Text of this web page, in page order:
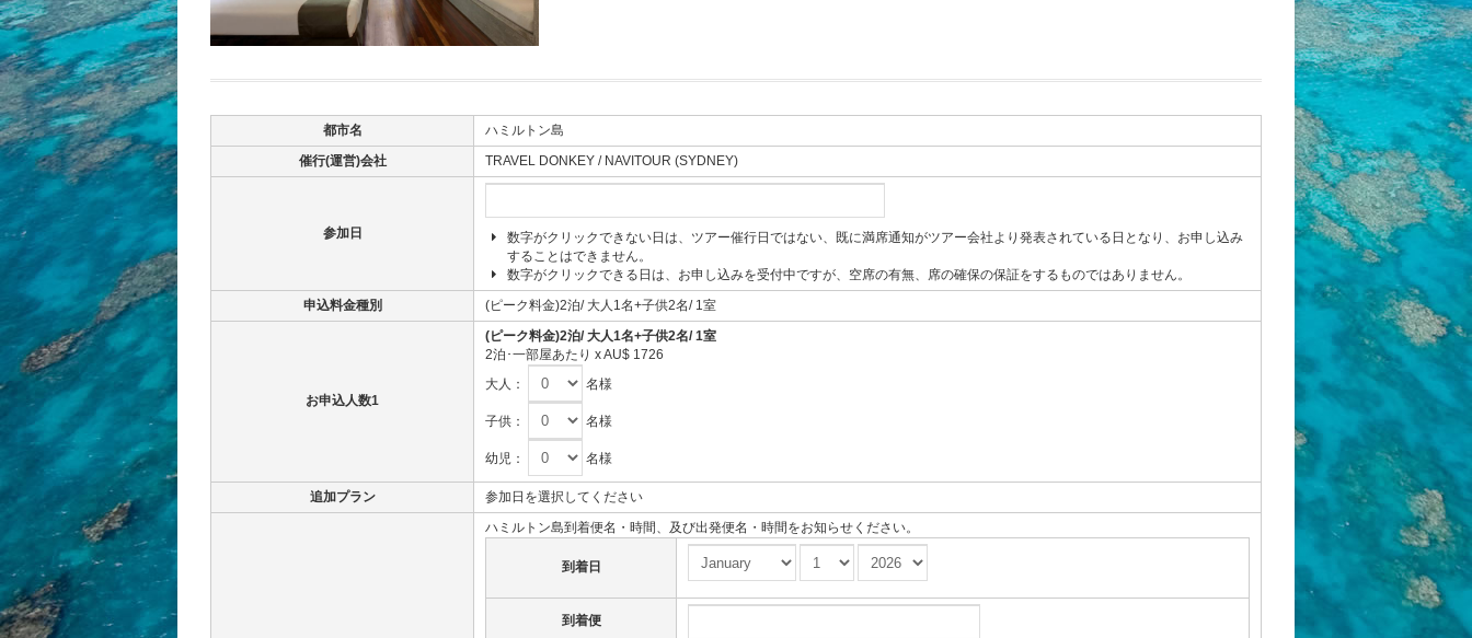
都市名
ハミルトン島
催行(運営)会社
TRAVEL DONKEY / NAVITOUR (SYDNEY)
参加日
数字がクリックできない日は、ツアー催行日ではない、既に満席通知がツアー会社より発表されている日となり、お申し込み
することはできません。
数字がクリックできる日は、お申し込みを受付中ですが、空席の有無、席の確保の保証をするものではありません。
申込料金種別
(ピーク料金)2泊/ 大人1名+子供2名/ 1室
お申込人数1
(ピーク料金)2泊/ 大人1名+子供2名/ 1室
2泊･一部屋あたり x AU$ 1726
大人：
名様
子供： 名様
幼児： 名様
追加プラン 参加日を選択してください
ハミルトン島到着便名・時間、及び出発便名・時間をお知らせください。
到着日
到着便